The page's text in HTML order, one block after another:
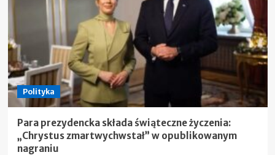
Polityka
Para prezydencka składa świąteczne życzenia:
„Chrystus zmartwychwstał” w opublikowanym
nagraniu